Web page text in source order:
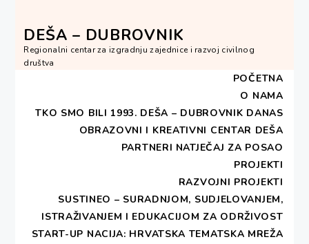
content
DEŠA – DUBROVNIK
Regionalni centar za izgradnju zajednice i razvoj civilnog
društva
POČETNA
O NAMA
TKO SMO BILI 1993. DEŠA – DUBROVNIK DANAS
OBRAZOVNI I KREATIVNI CENTAR DEŠA
PARTNERI NATJEČAJ ZA POSAO
PROJEKTI
RAZVOJNI PROJEKTI
SUSTINEO – SURADNJOM, SUDJELOVANJEM,
ISTRAŽIVANJEM I EDUKACIJOM ZA ODRŽIVOST
START-UP NACIJA: HRVATSKA TEMATSKA MREŽA
VELJAČA 4
Dan:4. veljače 2014.